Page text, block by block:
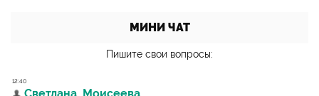
МИНИ ЧАТ
Пишите свои вопросы: